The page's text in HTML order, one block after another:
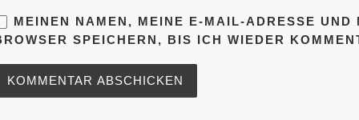
MEINEN NAMEN, MEINE E-MAIL-ADRESSE UND
SPEICHERN, BIS ICH WIEDER